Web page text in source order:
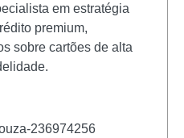
em estratégia
premium,
sobre cartões de alta
236974256